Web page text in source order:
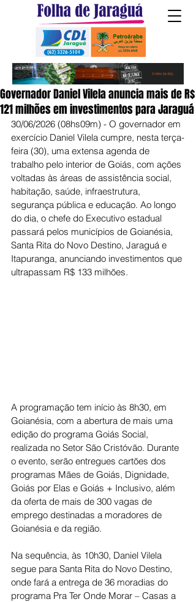
Governador Daniel Vilela anuncia mais de R$
121 milhões em investimentos para Jaraguá
30/06/2026 (08hs09m) - O governador em
exercício Daniel Vilela cumpre, nesta terça-
feira (30), uma extensa agenda de
trabalho pelo interior de Goiás, com ações
voltadas às áreas de assistência social,
habitação, saúde, infraestrutura,
segurança pública e educação. Ao longo
do dia, o chefe do Executivo estadual
passará pelos municípios de Goianésia,
Santa Rita do Novo Destino, Jaraguá e
Itapuranga, anunciando investimentos que
ultrapassam R$ 133 milhões.
A programação tem início às 8h30, em
Goianésia, com a abertura de mais uma
edição do programa Goiás Social,
realizada no Setor São Cristóvão. Durante
o evento, serão entregues cartões dos
programas Mães de Goiás, Dignidade,
Goiás por Elas e Goiás + Inclusivo, além
da oferta de mais de 300 vagas de
emprego destinadas a moradores de
Goianésia e da região.
Na sequência, às 10h30, Daniel Vilela
segue para Santa Rita do Novo Destino,
onde fará a entrega de 36 moradias do
programa Pra Ter Onde Morar – Casas a